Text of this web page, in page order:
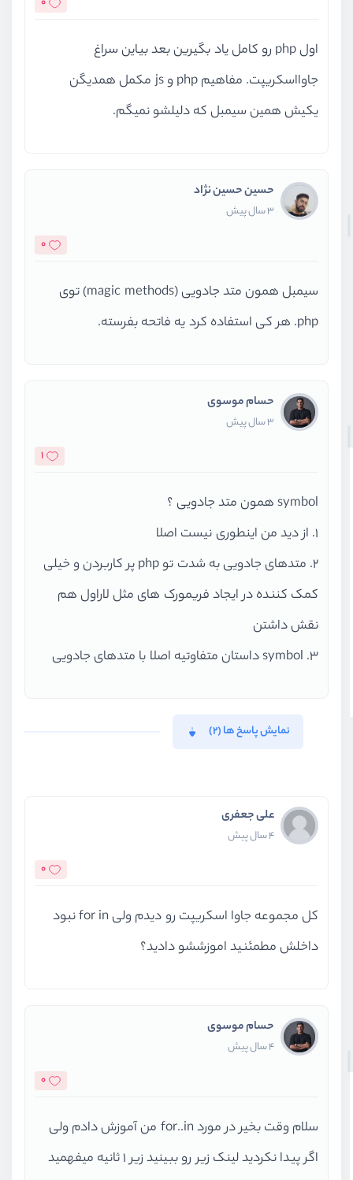
اول php رو کامل یاد بگیرین بعد بیاین سراغ
جاوااسکریپت. مفاهیم php و js مکمل همدیگن
یکیش همین سیمبل که دلیلشو نمیگم.
حسین حسین نژاد
3 سال پیش
0
سیمبل همون متد جادویی (magic methods) توی
php. هر کی استفاده کرد یه فاتحه بفرسته.
حسام موسوی
3 سال پیش
1
symbol همون متد جادویی ؟
۱. از دید من اینطوری نیست اصلا
۲. متدهای جادویی به شدت تو php پر کاربردن و خیلی
کمک کننده در ایجاد فریمورک های مثل لاراول هم
نقش داشتن
۳. symbol داستان متفاوتیه اصلا با متدهای جادویی
نمایش پاسخ ها (2)
علی جعفری
4 سال پیش
0
کل مجموعه جاوا اسکریپت رو دیدم ولی for in نبود
داخلش مطمئنید اموزششو دادید؟
حسام موسوی
4 سال پیش
0
سلام وقت بخیر در مورد for..in من آموزش دادم ولی
اگر پیدا نکردید لینک زیر رو ببینید زیر ۱ ثانیه میفهمید